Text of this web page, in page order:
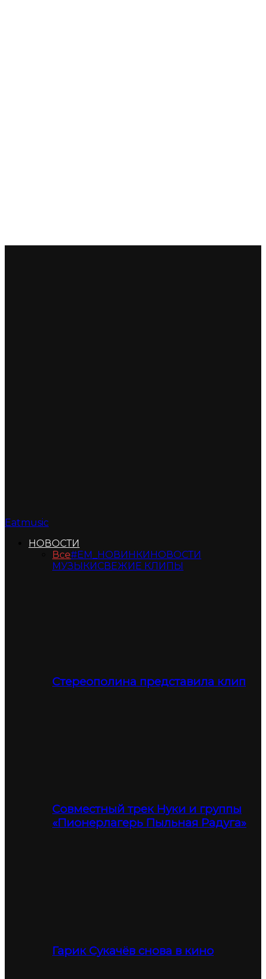
Eatmusic
НОВОСТИ
Все#ЕМ_НОВИНКИНОВОСТИ
МУЗЫКИСВЕЖИЕ КЛИПЫ
Стереополина представила клип
Совместный трек Нуки и группы
«Пионерлагерь Пыльная Радуга»
Гарик Сукачёв снова в кино